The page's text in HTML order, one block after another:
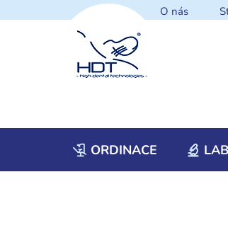
na
O nás
ORDINACE